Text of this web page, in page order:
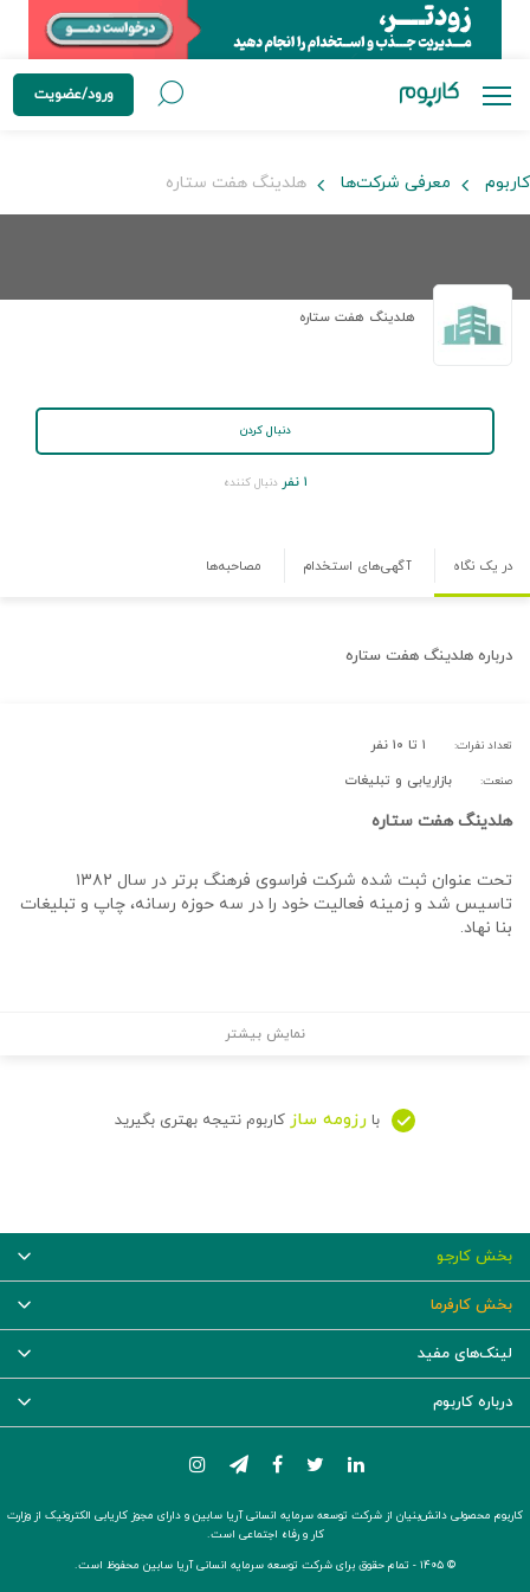
ورود/عضویت
کاربوم معرفی شرکت‌ها هلدینگ هفت ستاره
هلدینگ هفت ستاره
دنبال کردن
۱ نفر دنبال کننده
در یک نگاه آگهی‌های استخدام مصاحبه‌ها
درباره هلدینگ هفت ستاره
تعداد نفرات: ۱ تا ۱۰ نفر
صنعت: بازاریابی و تبلیغات
هلدینگ هفت ستاره
تحت عنوان ثبت شده شرکت فراسوی فرهنگ برتر در سال ۱۳۸۲
تاسیس شد و زمینه فعالیت خود را در سه حوزه رسانه، چاپ و تبلیغات
بنا نهاد.
نمایش بیشتر
با رزومه ساز کاربوم نتیجه بهتری بگیرید
بخش کارجو
بخش کارفرما
لینک‌های مفید
درباره کاربوم
کاربوم محصولی دانش‌بنیان از شرکت توسعه سرمایه انسانی آریا سابین و دارای مجوز کاریابی الکترونیک از وزارت
کار و رفاه اجتماعی است.
© ۱۴۰۵ -
تمام حقوق برای شرکت توسعه سرمایه انسانی آریا سابین محفوظ است.